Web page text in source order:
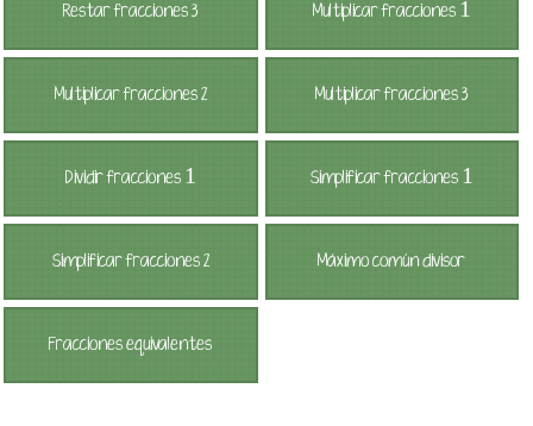
Restar fracciones 3 Multiplicar fracciones 1
Multiplicar fracciones 2 Multiplicar fracciones 3
Dividir fracciones 1 Simplificar fracciones 1
Simplificar fracciones 2 Máximo común divisor
Fracciones equivalentes